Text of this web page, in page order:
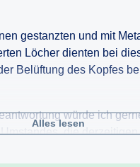
gestanzten und mit
Löcher dienten bei
Belüftung des Kopfes
würde ich
die
Alles lesen